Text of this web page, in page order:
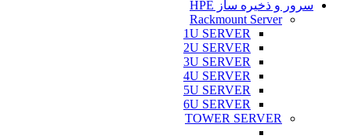
سرور و ذخیره ساز HPE
Rackmount Server
1U SERVER
2U SERVER
3U SERVER
4U SERVER
5U SERVER
6U SERVER
TOWER SERVER